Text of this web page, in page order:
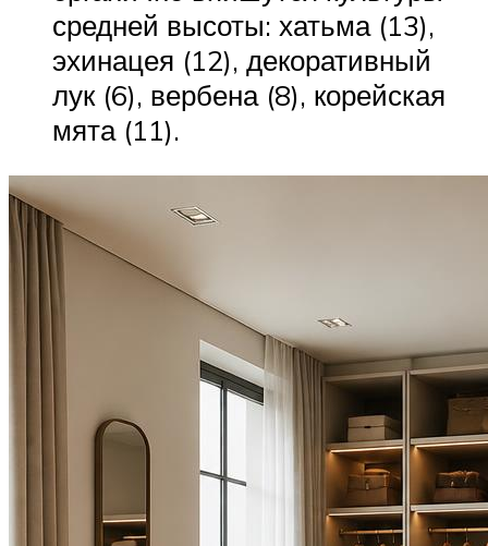
средней высоты: хатьма (13),
эхинацея (12), декоративный
лук (6), вербена (8), корейская
мята (11).